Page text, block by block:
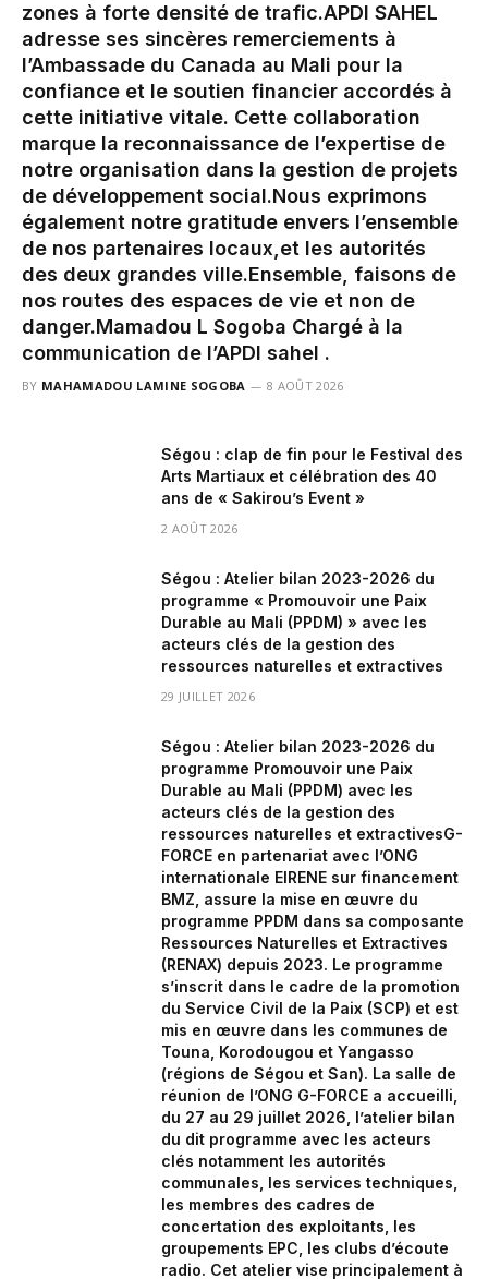
zones à forte densité de trafic.‎APDI SAHEL
adresse ses sincères remerciements à
l’Ambassade du Canada au Mali pour la
confiance et le soutien financier accordés à
cette initiative vitale. Cette collaboration
marque la reconnaissance de l’expertise de
notre organisation dans la gestion de projets
de développement social.‎‎Nous exprimons
également notre gratitude envers l’ensemble
de nos partenaires locaux,et les autorités
des deux grandes ville.‎Ensemble, faisons de
nos routes des espaces de vie et non de
danger.‎‎Mamadou L Sogoba Chargé à la
communication de l’APDI sahel .
BY MAHAMADOU LAMINE SOGOBA 8 AOÛT 2026
Ségou : clap de fin pour le Festival des
Arts Martiaux et célébration des 40
ans de « Sakirou’s Event »
2 AOÛT 2026
Ségou : Atelier bilan 2023-2026 du
programme « Promouvoir une Paix
Durable au Mali (PPDM) » avec les
acteurs clés de la gestion des
ressources naturelles et extractives
29 JUILLET 2026
Ségou : Atelier bilan 2023-2026 du
programme Promouvoir une Paix
Durable au Mali (PPDM) avec les
acteurs clés de la gestion des
ressources naturelles et extractivesG-
FORCE en partenariat avec l’ONG
internationale EIRENE sur financement
BMZ, assure la mise en œuvre du
programme PPDM dans sa composante
Ressources Naturelles et Extractives
(RENAX) depuis 2023. Le programme
s’inscrit dans le cadre de la promotion
du Service Civil de la Paix (SCP) et est
mis en œuvre dans les communes de
Touna, Korodougou et Yangasso
(régions de Ségou et San). La salle de
réunion de l’ONG G-FORCE a accueilli,
du 27 au 29 juillet 2026, l’atelier bilan
du dit programme avec les acteurs
clés notamment les autorités
communales, les services techniques,
les membres des cadres de
concertation des exploitants, les
groupements EPC, les clubs d’écoute
radio. Cet atelier vise principalement à